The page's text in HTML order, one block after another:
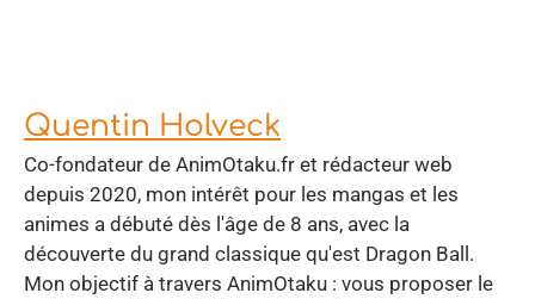
Quentin Holveck
Co-fondateur de AnimOtaku.fr et rédacteur web
depuis 2020, mon intérêt pour les mangas et les
animes a débuté dès l'âge de 8 ans, avec la
découverte du grand classique qu'est Dragon Ball.
Mon objectif à travers AnimOtaku : vous proposer le